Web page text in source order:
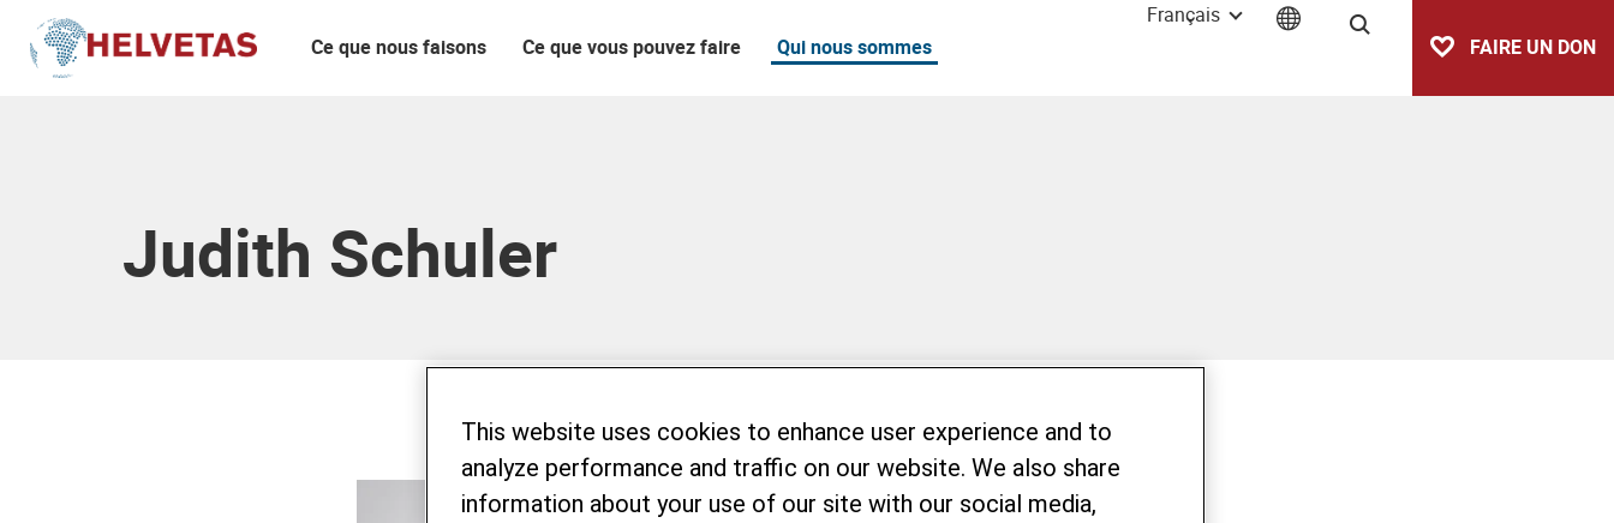
Ce que nous faisons Ce que vous pouvez faire Qui nous sommes
Français
Recherche
FAIRE UN DON
Judith Schuler
This website uses cookies to enhance user experience and to
analyze performance and traffic on our website. We also share
information about your use of our site with our social media,